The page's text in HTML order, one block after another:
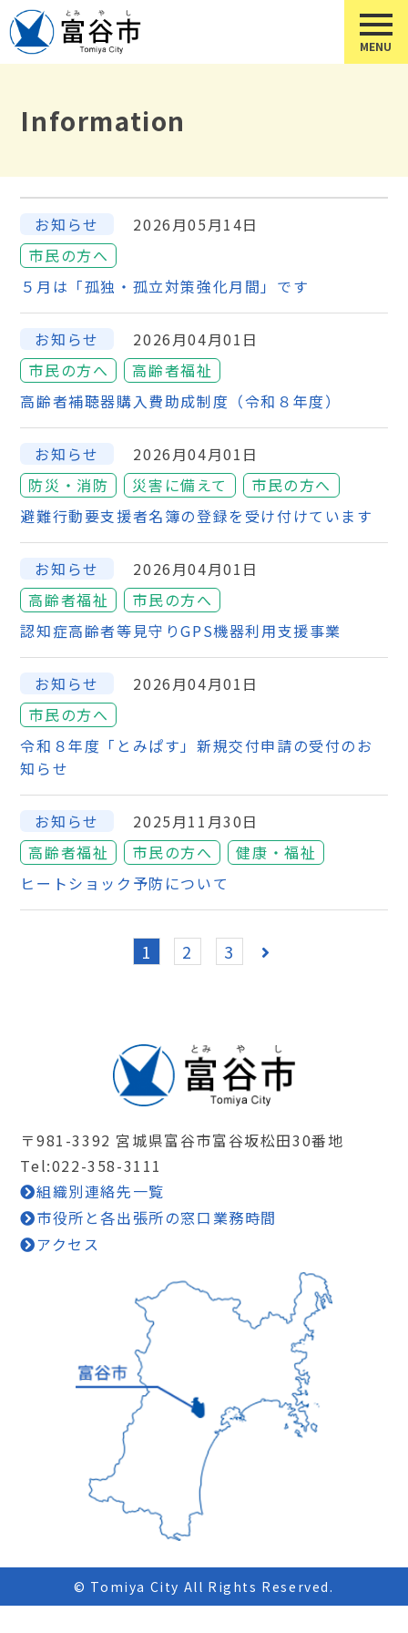
Information
お知らせ
2026月05月14日
市民の方へ
５月は「孤独・孤立対策強化月間」です
お知らせ
2026月04月01日
市民の方へ
高齢者福祉
高齢者補聴器購入費助成制度（令和８年度）
お知らせ
2026月04月01日
防災・消防
災害に備えて
市民の方へ
避難行動要支援者名簿の登録を受け付けています
お知らせ
2026月04月01日
高齢者福祉
市民の方へ
認知症高齢者等見守りGPS機器利用支援事業
お知らせ
2026月04月01日
市民の方へ
令和８年度「とみぱす」新規交付申請の受付のお
知らせ
お知らせ
2025月11月30日
高齢者福祉
市民の方へ
健康・福祉
ヒートショック予防について
1 2 3
〒981-3392 宮城県富谷市富谷坂松田30番地
Tel:022-358-3111
組織別連絡先一覧
市役所と各出張所の窓口業務時間
アクセス
© Tomiya City All Rights Reserved.